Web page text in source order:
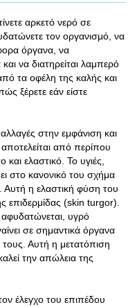
αρκετό νερό σε
τον οργανισμό, να
όργανα, να
να διατηρείται λαμπερό
τα οφέλη της καλής και
ξέρετε εάν είστε
στην εμφάνιση και
από περίπου
ελαστικό. Το υγιές,
στο κανονικό του σχήμα
Αυτή η ελαστική φύση του
επιδερμίδας (skin turgor).
υγρό
σε σημαντικά όργανα
τους. Αυτή η μετατόπιση
την απώλεια της
έλεγχο του επιπέδου